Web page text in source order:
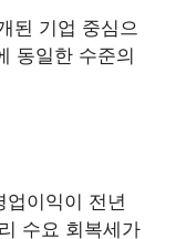
된 기업 중심으
동일한 수준의
업이익이 전년
수요 회복세가